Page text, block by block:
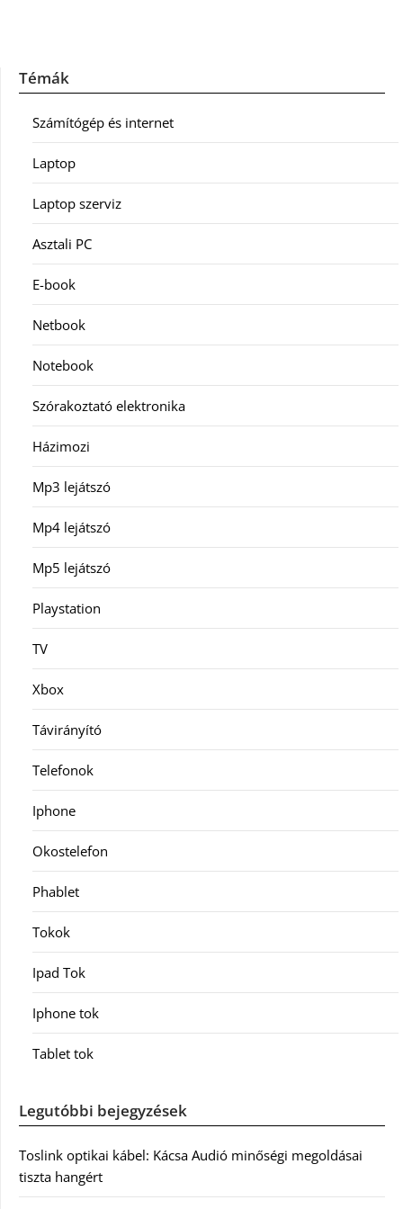
Témák
Számítógép és internet
Laptop
Laptop szerviz
Asztali PC
E-book
Netbook
Notebook
Szórakoztató elektronika
Házimozi
Mp3 lejátszó
Mp4 lejátszó
Mp5 lejátszó
Playstation
TV
Xbox
Távirányító
Telefonok
Iphone
Okostelefon
Phablet
Tokok
Ipad Tok
Iphone tok
Tablet tok
Legutóbbi bejegyzések
Toslink optikai kábel: Kácsa Audió minőségi megoldásai
tiszta hangért